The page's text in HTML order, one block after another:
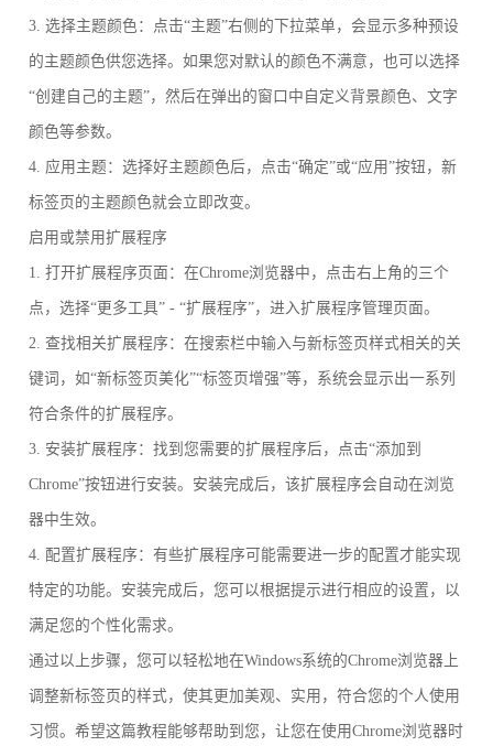
3. 选择主题颜色：点击“主题”右侧的下拉菜单，会显示多种预设
的主题颜色供您选择。如果您对默认的颜色不满意，也可以选择
“创建自己的主题”，然后在弹出的窗口中自定义背景颜色、文字
颜色等参数。
4. 应用主题：选择好主题颜色后，点击“确定”或“应用”按钮，新
标签页的主题颜色就会立即改变。
启用或禁用扩展程序
1. 打开扩展程序页面：在Chrome浏览器中，点击右上角的三个
点，选择“更多工具” - “扩展程序”，进入扩展程序管理页面。
2. 查找相关扩展程序：在搜索栏中输入与新标签页样式相关的关
键词，如“新标签页美化”“标签页增强”等，系统会显示出一系列
符合条件的扩展程序。
3. 安装扩展程序：找到您需要的扩展程序后，点击“添加到
Chrome”按钮进行安装。安装完成后，该扩展程序会自动在浏览
器中生效。
4. 配置扩展程序：有些扩展程序可能需要进一步的配置才能实现
特定的功能。安装完成后，您可以根据提示进行相应的设置，以
满足您的个性化需求。
通过以上步骤，您可以轻松地在Windows系统的Chrome浏览器上
调整新标签页的样式，使其更加美观、实用，符合您的个人使用
习惯。希望这篇教程能够帮助到您，让您在使用Chrome浏览器时